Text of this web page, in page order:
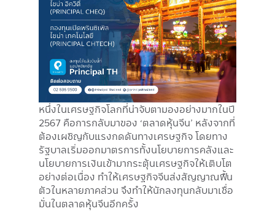
หนึ่งในเศรษฐกิจโลกที่น่าจับตามองอย่างมากในปี
2567 คือการกลับมาของ ‘ตลาดหุ้นจีน’ หลังจากที่
ต้องเผชิญกับแรงกดดันทางเศรษฐกิจ โดยทาง
รัฐบาลเริ่มออกมาตรการทั้งนโยบายการคลังและ
นโยบายการเงินเข้ามากระตุ้นเศรษฐกิจให้เติบโต
อย่างต่อเนื่อง ทำให้เศรษฐกิจจีนส่งสัญญาณฟื้น
ตัวในหลายภาคส่วน จึงทำให้นักลงทุนกลับมาเชื่อ
มั่นในตลาดหุ้นจีนอีกครั้ง